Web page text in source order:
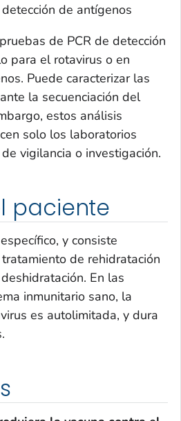
de antígenos
de PCR de detección
para el rotavirus o en
Puede caracterizar las
la secuenciación del
estos análisis
solo los laboratorios
vigilancia o investigación.
paciente
y consiste
de rehidratación
En las
inmunitario sano, la
es autolimitada, y dura